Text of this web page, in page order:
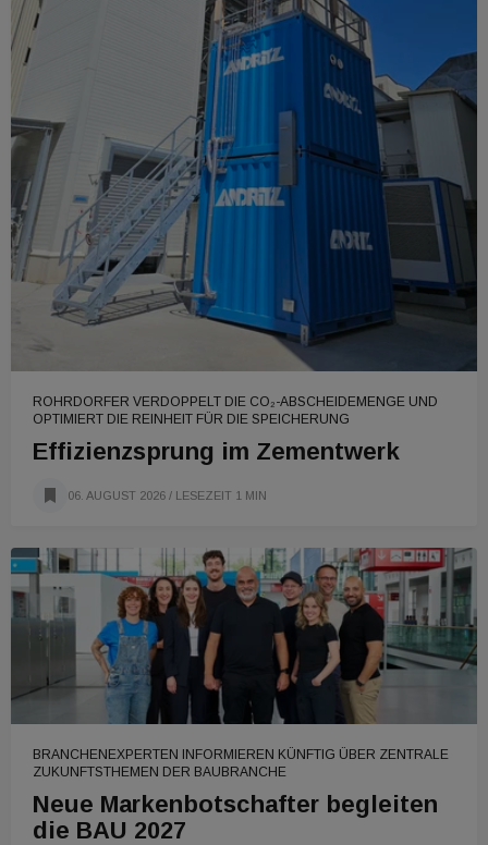
ROHRDORFER VERDOPPELT DIE CO₂-ABSCHEIDEMENGE UND
OPTIMIERT DIE REINHEIT FÜR DIE SPEICHERUNG
Effizienzsprung im Zementwerk
06. AUGUST 2026 / LESEZEIT 1 MIN
BRANCHENEXPERTEN INFORMIEREN KÜNFTIG ÜBER ZENTRALE
ZUKUNFTSTHEMEN DER BAUBRANCHE
Neue Markenbotschafter begleiten
die BAU 2027